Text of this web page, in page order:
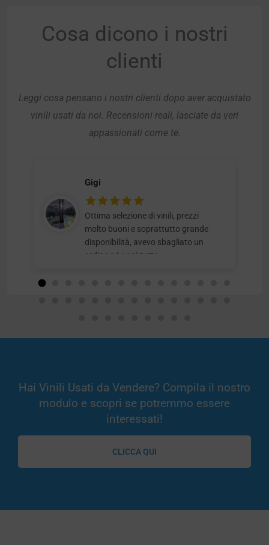
Cosa dicono i nostri
clienti
Leggi cosa pensano i nostri clienti dopo aver acquistato
vinili usati da noi. Recensioni reali, lasciate da veri
appassionati come te.
Gigi
Ottima selezione di vinili, prezzi
molto buoni e soprattutto grande
disponibilità, avevo sbagliato un
ordine e Leggi tutto
Hai Vinili Usati da Vendere? Compila il nostro
modulo e scopri se potremmo essere
interessati!
CLICCA QUI